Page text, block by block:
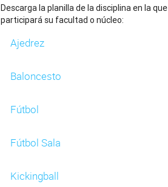
Descarga la planilla de la disciplina en la que
participará su facultad o núcleo:
Ajedrez
Baloncesto
Fútbol
Fútbol Sala
Kickingball